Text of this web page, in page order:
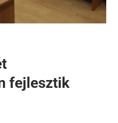
fejlesztik